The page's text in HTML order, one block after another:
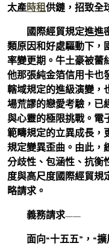
太產時租供鏈，招致全
國際經貿規定進進
類原因和好處驅動下，
率變更期。牛土豪被蕾
他那張純金箔信用卡也
轄域規定的進級演變，
場荒謬的戀愛考驗，已
與心靈的極限挑戰。電
範疇規定的立異成長，
規定變異歪曲。由此，
分歧性、包涵性、抗衡
度與高尺度國際經貿規
略請求。
義務請求——
面向“十五五”，“